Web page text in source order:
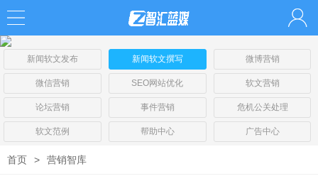
新闻软文发布 新闻软文撰写 微博营销
微信营销 SEO网站优化 软文营销
论坛营销 事件营销 危机公关处理
软文范例 帮助中心 广告中心
首页 > 营销智库